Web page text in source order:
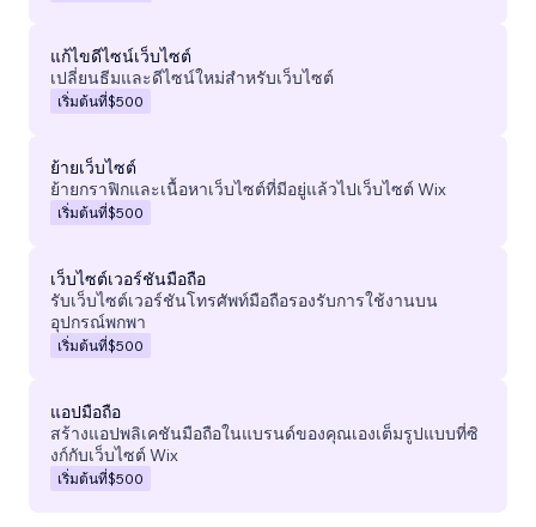
แก้ไขดีไซน์เว็บไซต์
เปลี่ยนธีมและดีไซน์ใหม่สำหรับเว็บไซต์
เริ่มต้นที่$500
ย้ายเว็บไซต์
ย้ายกราฟิกและเนื้อหาเว็บไซต์ที่มีอยู่แล้วไปเว็บไซต์ Wix
เริ่มต้นที่$500
เว็บไซต์เวอร์ชันมือถือ
รับเว็บไซต์เวอร์ชันโทรศัพท์มือถือรองรับการใช้งานบน
อุปกรณ์พกพา
เริ่มต้นที่$500
แอปมือถือ
สร้างแอปพลิเคชันมือถือในแบรนด์ของคุณเองเต็มรูปแบบที่ซิ
งก์กับเว็บไซต์ Wix
เริ่มต้นที่$500